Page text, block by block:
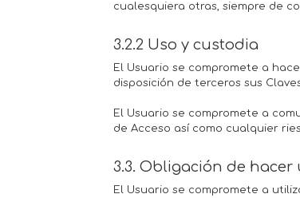
cualesquiera otras, siempre de
3.2.2 Uso y custodia
El Usuario se compromete a
disposición de terceros sus
El Usuario se compromete a
de Acceso así como cualquier
3.3. Obligación de hacer
El Usuario se compromete a